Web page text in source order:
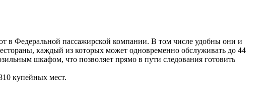
в Федеральной пассажирской компании. В том числе удобны они и
каждый из которых может одновременно обслуживать до 44
шкафом, что позволяет прямо в пути следования готовить
купейных мест.